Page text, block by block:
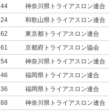
44 神奈川県トライアスロン連合
24 和歌山県トライアスロン連合
62 東京都トライアスロン連合
61 京都府トライアスロン協会
54 神奈川県トライアスロン連合
46 福岡県トライアスロン連合
36 福岡県トライアスロン連合
68 神奈川県トライアスロン連合